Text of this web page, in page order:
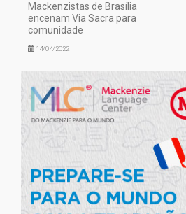
Mackenzistas de Brasília
encenam Via Sacra para
comunidade
14/04/2022